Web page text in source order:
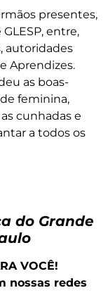
presentes,
entre,
autoridades
Aprendizes.
as boas-
feminina,
cunhadas e
a todos os
do Grande
VOCÊ!
nossas redes